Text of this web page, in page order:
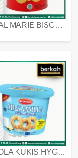
REGAL MARIE BISCUIT KALENG 550 GRAM
KOKOLA KUKIS HYGIENIC MILK VANILLA PACK 320 GR